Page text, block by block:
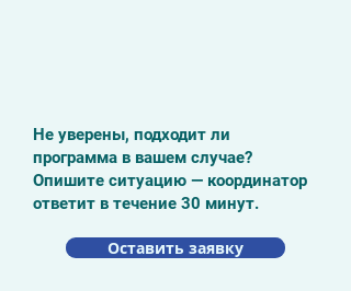
Не уверены, подходит ли
программа в вашем случае?
Опишите ситуацию — координатор
ответит в течение 30 минут.
Оставить заявку